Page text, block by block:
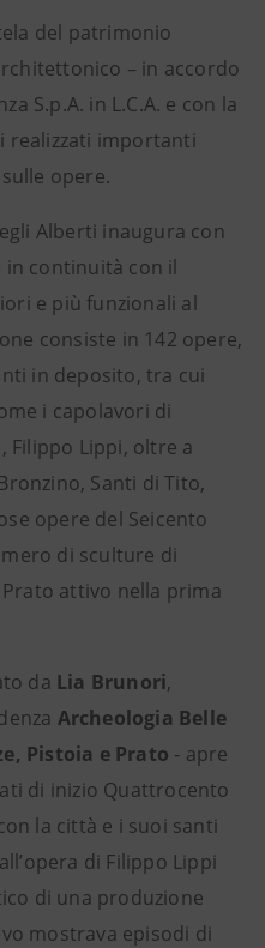
del patrimonio
– in accordo
S.p.A. in L.C.A. e con la
realizzati importanti
opere.
Alberti inaugura con
in continuità con il
e più funzionali al
consiste in 142 opere,
in deposito, tra cui
i capolavori di
Filippo Lippi, oltre a
Santi di Tito,
opere del Seicento
di sculture di
attivo nella prima
da Lia Brunori,
Archeologia Belle
Pistoia e Prato - apre
di inizio Quattrocento
la città e i suoi santi
di Filippo Lippi
di una produzione
mostrava episodi di